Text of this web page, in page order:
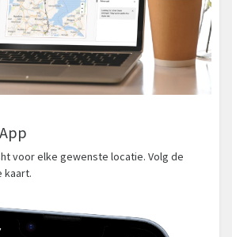
voor elke gewenste locatie. Volg de
kaart.